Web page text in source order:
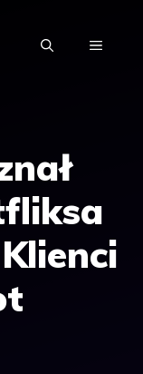
MENU